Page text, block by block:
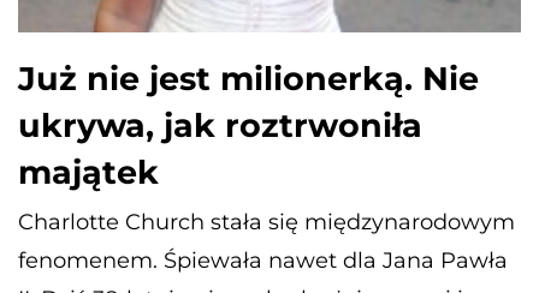
Już nie jest milionerką. Nie
ukrywa, jak roztrwoniła
majątek
Charlotte Church stała się międzynarodowym
fenomenem. Śpiewała nawet dla Jana Pawła